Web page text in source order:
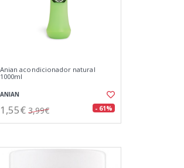
Anian acondicionador natural
1000ml
ANIAN
1,55€ 3,99€ - 61%